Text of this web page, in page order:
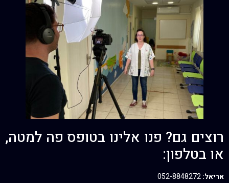
רוצים גם? פנו אלינו בטופס פה למטה,
או בטלפון:
אריאל: